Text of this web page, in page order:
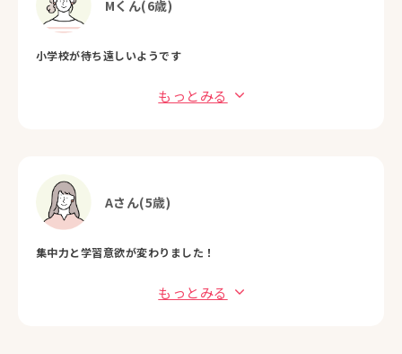
Mくん(6歳)
小学校が待ち遠しいようです
もっとみる
Aさん(5歳)
集中力と学習意欲が変わりました！
もっとみる